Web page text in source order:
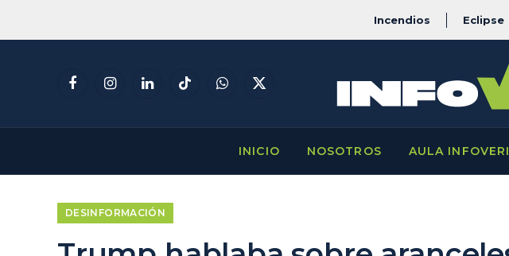
Incendios Eclipse
FacebookInstagramLinkedInTikTokWhatsApp
X
INICIO NOSOTROS AULA
DESINFORMACIÓN